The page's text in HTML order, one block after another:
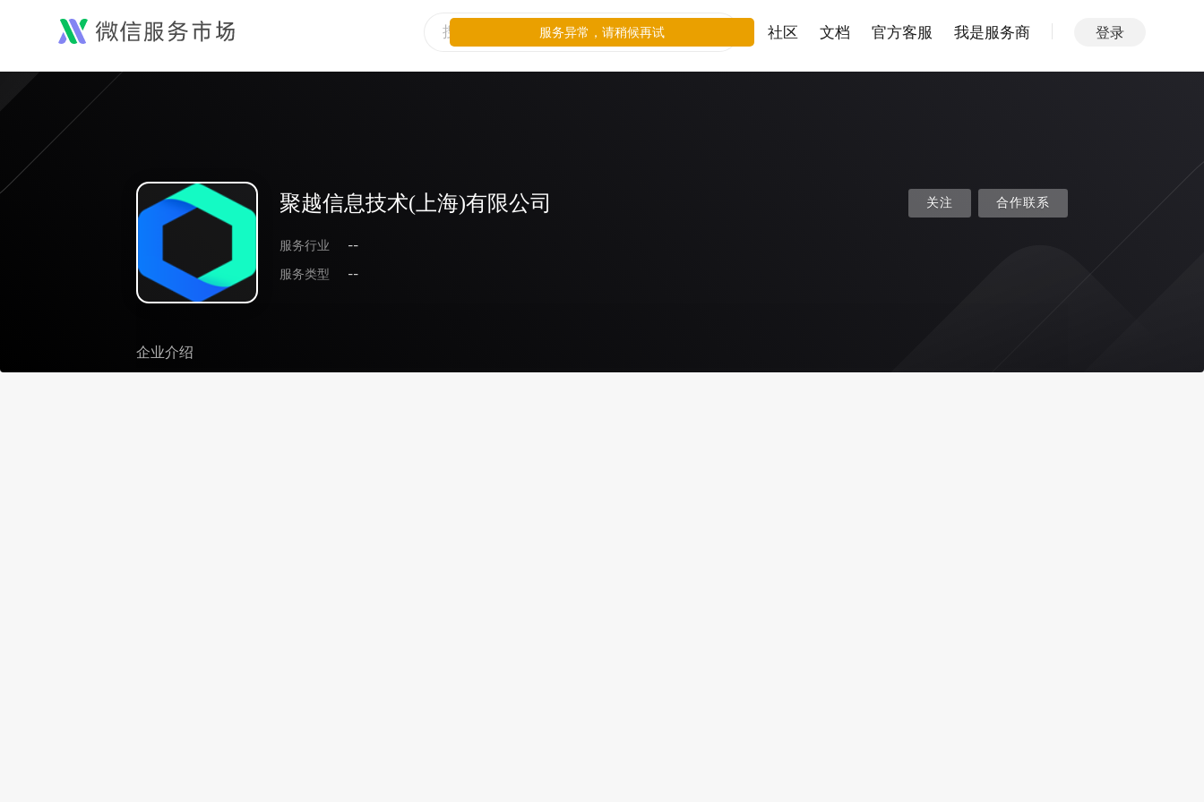
社区 文档 官方客服 我是服务商 登录
聚越信息技术(上海)有限公司
服务行业
--
服务类型
--
关注 合作联系
企业介绍
服务异常，请稍候再试